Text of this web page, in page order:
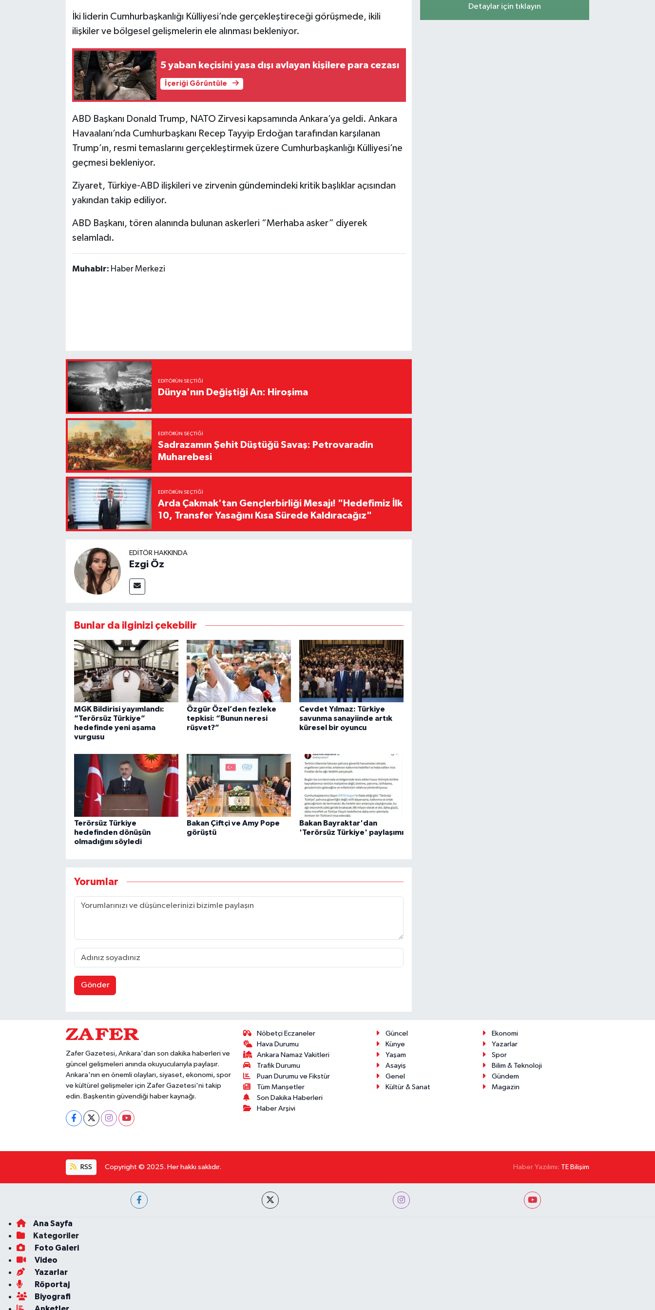
İki liderin Cumhurbaşkanlığı Külliyesi’nde gerçekleştireceği görüşmede, ikili
ilişkiler ve bölgesel gelişmelerin ele alınması bekleniyor.
5 yaban keçisini yasa dışı avlayan kişilere para cezası
İçeriği Görüntüle
ABD Başkanı Donald Trump, NATO Zirvesi kapsamında Ankara’ya geldi. Ankara
Havaalanı’nda Cumhurbaşkanı Recep Tayyip Erdoğan tarafından karşılanan
Trump’ın, resmi temaslarını gerçekleştirmek üzere Cumhurbaşkanlığı Külliyesi’ne
geçmesi bekleniyor.
Ziyaret, Türkiye-ABD ilişkileri ve zirvenin gündemindeki kritik başlıklar açısından
yakından takip ediliyor.
ABD Başkanı, tören alanında bulunan askerleri “Merhaba asker” diyerek
selamladı.
Muhabir: Haber Merkezi
EDITÖRÜN SEÇTIĞI
Dünya'nın Değiştiği An: Hiroşima
EDITÖRÜN SEÇTIĞI
Sadrazamın Şehit Düştüğü Savaş: Petrovaradin
Muharebesi
EDITÖRÜN SEÇTIĞI
Arda Çakmak'tan Gençlerbirliği Mesajı! "Hedefimiz İlk
10, Transfer Yasağını Kısa Sürede Kaldıracağız"
EDITÖR HAKKINDA
Ezgi Öz
Bunlar da ilginizi çekebilir
MGK Bildirisi yayımlandı:
“Terörsüz Türkiye”
hedefinde yeni aşama
vurgusu
Özgür Özel’den fezleke
tepkisi: “Bunun neresi
rüşvet?”
Cevdet Yılmaz: Türkiye
savunma sanayiinde artık
küresel bir oyuncu
Terörsüz Türkiye
hedefinden dönüşün
olmadığını söyledi
Bakan Çiftçi ve Amy Pope
görüştü
Bakan Bayraktar'dan
'Terörsüz Türkiye' paylaşımı
Yorumlar
Gönder
Detaylar için tıklayın
Zafer Gazetesi, Ankara'dan son dakika haberleri ve
güncel gelişmeleri anında okuyucularıyla paylaşır.
Ankara'nın en önemli olayları, siyaset, ekonomi, spor
ve kültürel gelişmeler için Zafer Gazetesi'ni takip
edin. Başkentin güvendiği haber kaynağı.
Nöbetçi Eczaneler
Hava Durumu
Ankara Namaz Vakitleri
Trafik Durumu
Puan Durumu ve Fikstür
Tüm Manşetler
Son Dakika Haberleri
Haber Arşivi
Güncel
Ekonomi
Künye
Yazarlar
Yaşam
Spor
Asayiş
Bilim & Teknoloji
Genel
Gündem
Kültür & Sanat
Magazin
RSS Copyright © 2025. Her hakkı saklıdır. Haber Yazılımı: TE Bilişim
Ana Sayfa
Kategoriler
Foto Galeri
Video
Yazarlar
Röportaj
Biyografi